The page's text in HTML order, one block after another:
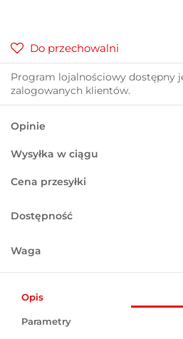
Do przechowalni
Program lojalnościowy dostępny
zalogowanych klientów.
Opinie
Wysyłka w ciągu
Cena przesyłki
Dostępność
Waga
Opis
Parametry